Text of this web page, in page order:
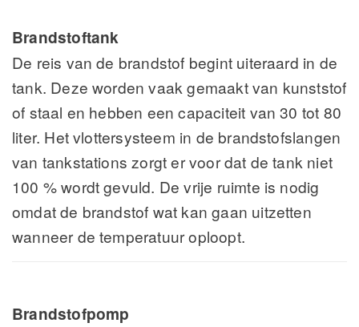
Brandstoftank
De reis van de brandstof begint uiteraard in de
tank. Deze worden vaak gemaakt van kunststof
of staal en hebben een capaciteit van 30 tot 80
liter. Het vlottersysteem in de brandstofslangen
van tankstations zorgt er voor dat de tank niet
100 % wordt gevuld. De vrije ruimte is nodig
omdat de brandstof wat kan gaan uitzetten
wanneer de temperatuur oploopt.
Brandstofpomp